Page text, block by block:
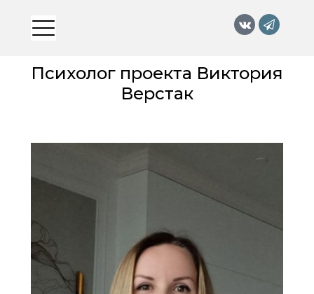
Психолог проекта Виктория
Верстак